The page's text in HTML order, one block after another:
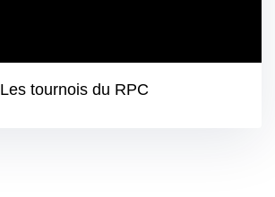
Les tournois du RPC